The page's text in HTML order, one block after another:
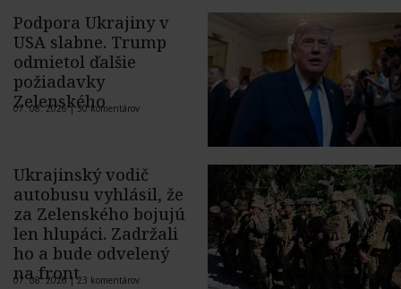
Podpora Ukrajiny v
USA slabne. Trump
odmietol ďalšie
požiadavky
Zelenského
07. 08. 2026 |50 komentárov
Ukrajinský vodič
autobusu vyhlásil, že
za Zelenského bojujú
len hlupáci. Zadržali
ho a bude odvelený
na front
07. 08. 2026 |23 komentárov